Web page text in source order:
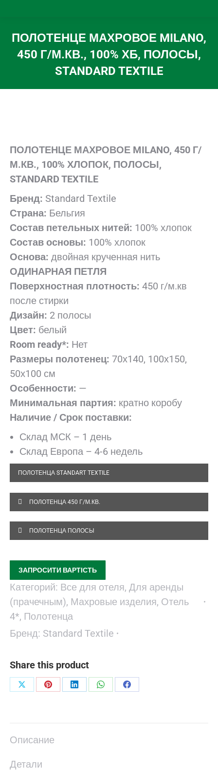
ПОЛОТЕНЦЕ МАХРОВОЕ MILANO,
450 Г/М.КВ., 100% ХБ, ПОЛОСЫ,
STANDARD TEXTILE
Вы здесь:
ПОЛОТЕНЦЕ МАХРОВОЕ MILANO, 450 Г/
М.КВ., 100% ХЛОПОК, ПОЛОСЫ,
STANDARD TEXTILE
Бренд: Standard Textile
Страна: Бельгия
Состав петельных нитей: 100% хлопок
Состав основы: 100% хлопок
Основа: двойная крученная нить
ОДИНАРНАЯ ПЕТЛЯ
Поверхностная плотность: 450 г/м.кв
после стирки
Дизайн: 2 полосы
Цвет: белый
Room ready*: Нет
Размеры полотенец: 70х140, 100х150,
50х100 см
Особенности: —
Минимальная партия: кратно коробу
Наличие / Срок поставки:
Склад МСК – 1 день
Склад Европа – 4-6 недель
ПОЛОТЕНЦА STANDART TEXTILE
ПОЛОТЕНЦА 450 Г/М.КВ.
ПОЛОТЕНЦА ПОЛОСЫ
ЗАПРОСИТИ ВАРТІСТЬ
Категорий: Все для отеля, Для аренды
(прачечным), Махровые изделия, Отель
4*, Полотенца
Бренд: Standard Textile
Share this product
ПоделитьсяПоделитьсяПоделитьсяПоделитьсяПоделиться
Описание
Детали